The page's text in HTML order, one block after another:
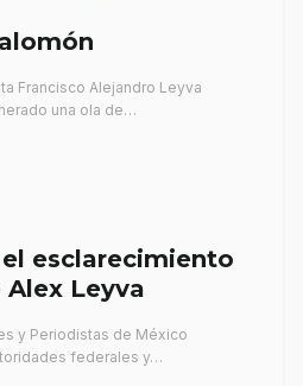
Francisco Alejandro Leyva
una ola de…
el esclarecimiento
Leyva
y Periodistas de México
federales y…